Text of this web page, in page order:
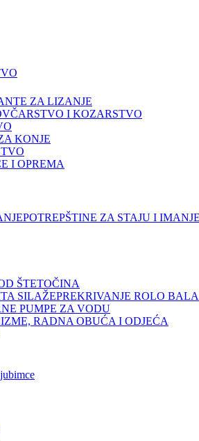
ZA LIZANJE
I KOZARSTVO
KONJE
I OPREMA
POTREPŠTINE ZA STAJU I IMANJE
ŠTETOČINA
PREKRIVANJE ROLO
PUMPE ZA VODU
RADNA OBUĆA I ODJEĆA